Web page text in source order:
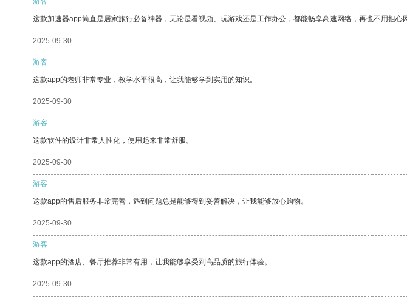
这款加速器app简直是居家旅行必备神器，无论是看视频、玩游戏还是工作办公，都能畅享高速网络，再也不用担
2025-09-30
游客
这款app的老师非常专业，教学水平很高，让我能够学到实用的知识。
2025-09-30
游客
这款软件的设计非常人性化，使用起来非常舒服。
2025-09-30
游客
这款app的售后服务非常完善，遇到问题总是能够得到妥善解决，让我能够放心购物。
2025-09-30
游客
这款app的酒店、餐厅推荐非常有用，让我能够享受到高品质的旅行体验。
2025-09-30